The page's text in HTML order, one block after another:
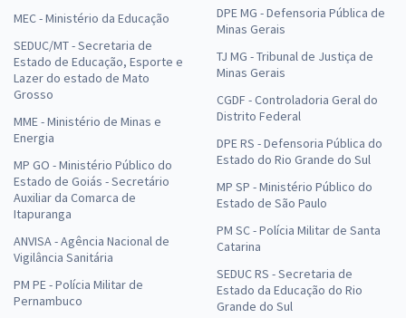
MEC - Ministério da Educação
SEDUC/MT - Secretaria de
Estado de Educação, Esporte e
Lazer do estado de Mato
Grosso
MME - Ministério de Minas e
Energia
MP GO - Ministério Público do
Estado de Goiás - Secretário
Auxiliar da Comarca de
Itapuranga
ANVISA - Agência Nacional de
Vigilância Sanitária
PM PE - Polícia Militar de
Pernambuco
DPE MG - Defensoria Pública de
Minas Gerais
TJ MG - Tribunal de Justiça de
Minas Gerais
CGDF - Controladoria Geral do
Distrito Federal
DPE RS - Defensoria Pública do
Estado do Rio Grande do Sul
MP SP - Ministério Público do
Estado de São Paulo
PM SC - Polícia Militar de Santa
Catarina
SEDUC RS - Secretaria de
Estado da Educação do Rio
Grande do Sul